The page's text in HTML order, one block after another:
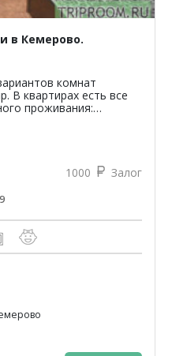
в Кемерово.
комнат
В квартирах есть все
проживания:
1000 Залог